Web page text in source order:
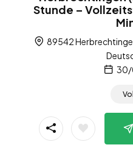
Stunde –
89542
30/